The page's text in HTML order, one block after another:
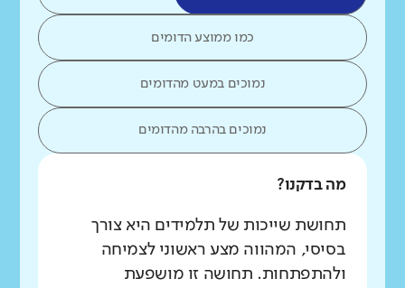
כמו ממוצע הדומים
נמוכים במעט מהדומים
נמוכים בהרבה מהדומים
מה בדקנו?
תחושת שייכות של תלמידים היא צורך
בסיסי, המהווה מצע ראשוני לצמיחה
ולהתפתחות. תחושה זו מושפעת